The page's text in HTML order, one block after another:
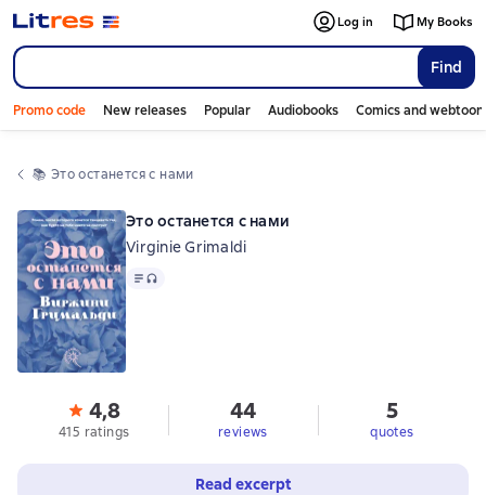
Find
Log in My Books
Promo code New releases Popular Audiobooks Comics and
📚 Это останется с нами
Это останется с нами
Virginie Grimaldi
Text, audio format available
4,8
415 ratings
44
reviews
5
quotes
Read excerpt